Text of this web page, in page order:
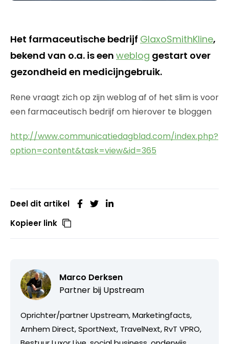
Het farmaceutische bedrijf GlaxoSmithKline,
bekend van o.a. is een weblog gestart over
gezondheid en medicijngebruik.
Rene vraagt zich op zijn weblog af of het slim is voor
een farmaceutisch bedrijf om hierover te bloggen
http://www.communicatiedagblad.com/index.php?
option=content&task=view&id=365
Deel dit artikel
Kopieer link
Marco Derksen
Partner bij Upstream
Oprichter/partner Upstream, Marketingfacts,
Arnhem Direct, SportNext, TravelNext, RvT VPRO,